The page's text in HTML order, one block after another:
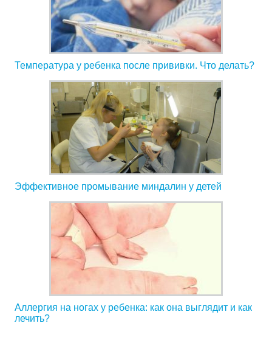
Температура у ребенка после прививки. Что делать?
Эффективное промывание миндалин у детей
Аллергия на ногах у ребенка: как она выглядит и как
лечить?